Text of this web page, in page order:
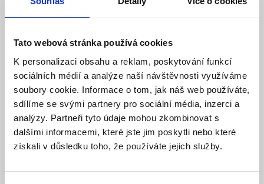
Tato webová stránka používá cookies
K personalizaci obsahu a reklam, poskytování funkcí
sociálních médií a analýze naší návštěvnosti využíváme
soubory cookie. Informace o tom, jak náš web používáte,
sdílíme se svými partnery pro sociální média, inzerci a
analýzy. Partneři tyto údaje mohou zkombinovat s
dalšími informacemi, které jste jim poskytli nebo které
získali v důsledku toho, že používáte jejich služby.
Avacom RBC9 - baterie pro
UPS, náhrada za APC
Model: 553959 | Výrobce:Avacom